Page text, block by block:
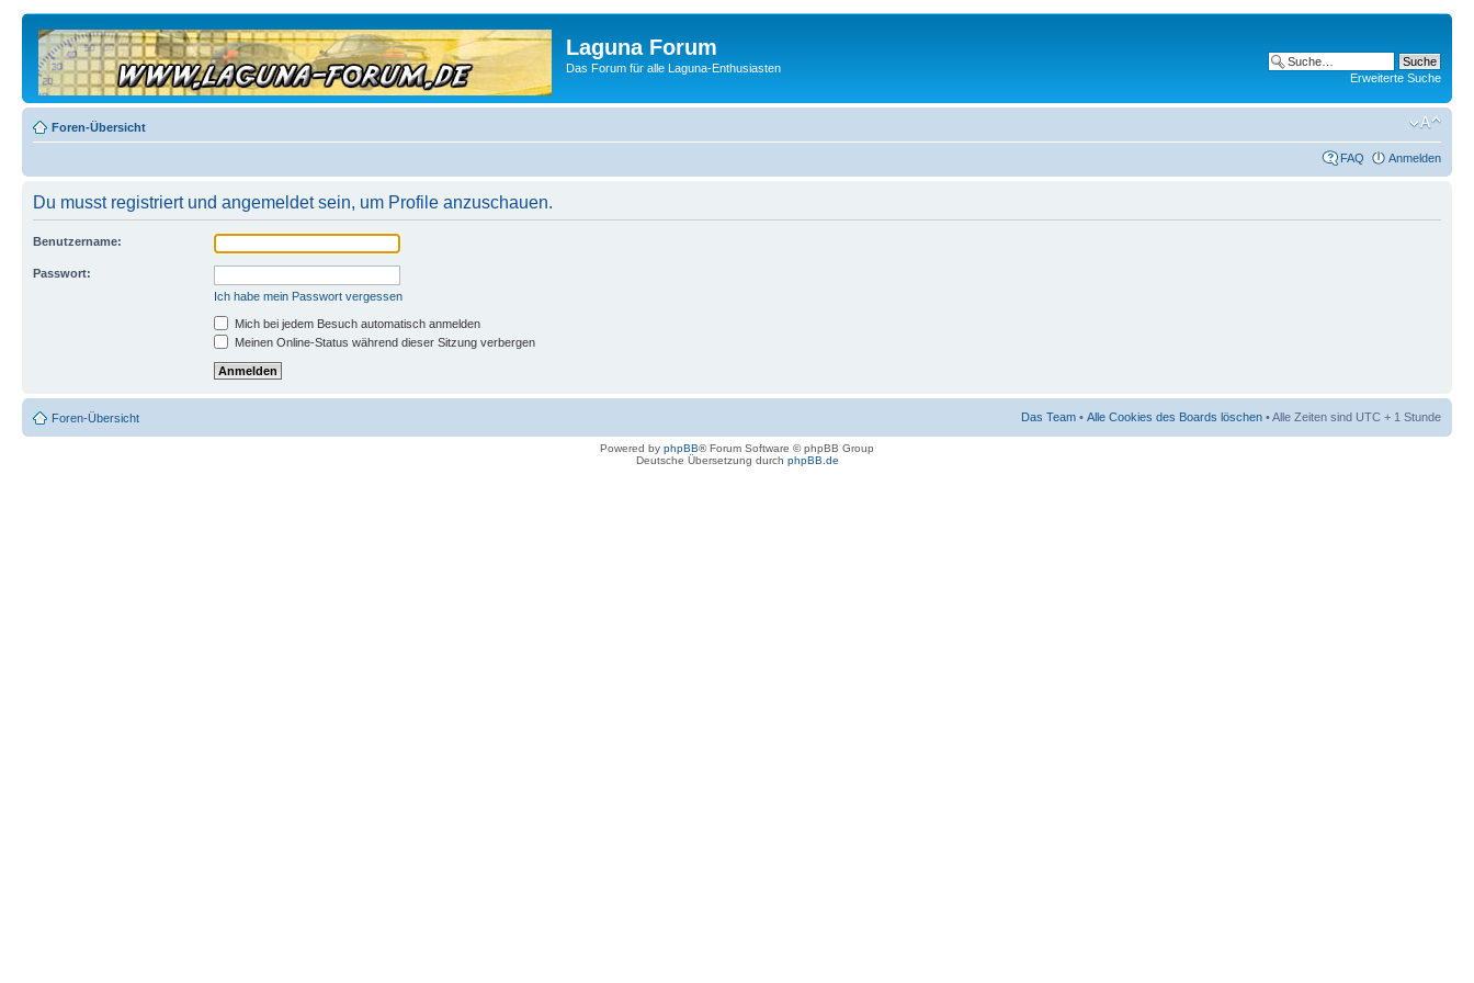
Laguna Forum
Das Forum für alle Laguna-Enthusiasten
Erweiterte Suche
Foren-Übersicht
FAQ Anmelden
Du musst registriert und angemeldet sein, um Profile anzuschauen.
Benutzername:
Passwort:
Ich habe mein Passwort vergessen
Mich bei jedem Besuch automatisch anmelden
Meinen Online-Status während dieser Sitzung verbergen
Foren-Übersicht Das Team • Alle Cookies des Boards löschen • Alle Zeiten sind UTC + 1 Stunde
Powered by phpBB® Forum Software © phpBB Group
Deutsche Übersetzung durch phpBB.de